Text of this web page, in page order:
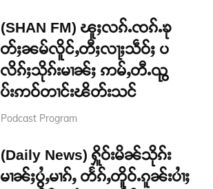
(SHAN FM) ၽူႈလၵ်ႉၸၵ်ႉၶု
တ်ႈၼမ်လိူင်ႇတီႈလႃႈသဵဝ်ႈ ပ
လိၵ်ႈသိုၵ်းမၢၼ်ႈ ဢမ်ႇတီႉၺွ
ပ်းဢဝ်တၢင်းၽိတ်းသင်
Podcast Program
(Daily News) ႁိူဝ်းမိၼ်သိုၵ်း
မၢၼ်ႈပွႆႇမၢၵ်ႇ တႅၵ်ႇတိူဝ်ႉၵူၼ်းပၢႆႈ